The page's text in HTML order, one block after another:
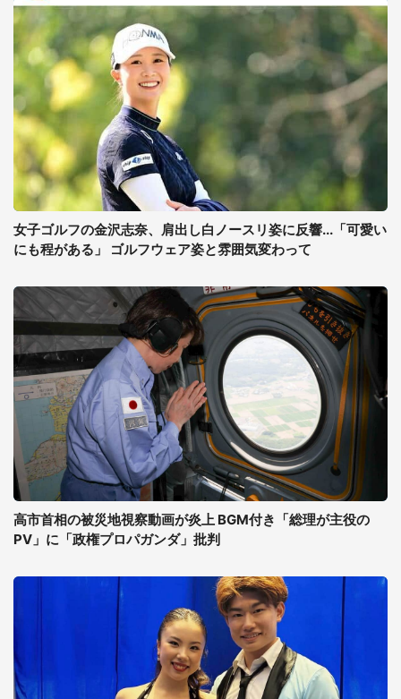
女子ゴルフの金沢志奈、肩出し白ノースリ姿に反響...「可愛い
にも程がある」 ゴルフウェア姿と雰囲気変わって
高市首相の被災地視察動画が炎上 BGM付き「総理が主役の
PV」に「政権プロパガンダ」批判